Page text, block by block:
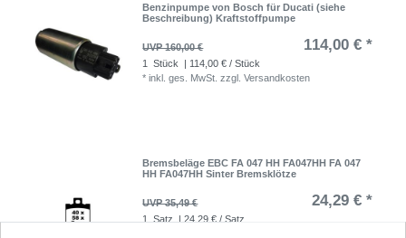
Benzinpumpe von Bosch für Ducati (siehe
Beschreibung) Kraftstoffpumpe
UVP 160,00 € 114,00 € *
1 Stück
| 114,00 € / Stück
*inkl. ges. MwSt. zzgl.Versandkosten
Bremsbeläge EBC FA 047 HH FA047HH FA 047
HH FA047HH Sinter Bremsklötze
UVP 35,49 € 24,29 € *
1 Satz
| 24,29 € / Satz